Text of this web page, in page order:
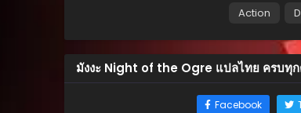
Action
มังงะ Night of the Ogre แปลไทย ครบทุ
Facebook